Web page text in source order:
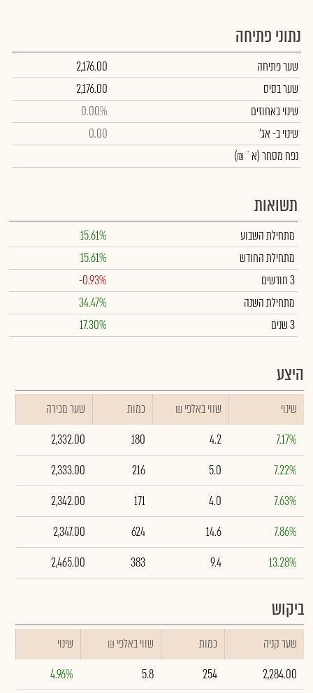
נתוני פתיחה
שער פתיחה
2,176.00
שער בסיס
2,176.00
שינוי באחוזים
0.00%
שינויב- אג'
0.00
נפח מסחר(א` ₪)
תשואות
מתחילת השבוע
15.61%
מתחילת החודש
15.61%
3 חודשים
-0.93%
מתחילת השנה
34.47%
3 שנים
17.30%
היצע
שינוי ₪ שווי באלפי כמות
שער מכירה
7.17%
4.2
180
2,332.00
7.22%
5.0
216
2,333.00
7.63%
4.0
171
2,342.00
7.86%
14.6
624
2,347.00
13.28%
9.4
383
2,465.00
ביקוש
שער קניה כמות ₪ שווי באלפי
שינוי
2,284.00
254
5.8
4.96%